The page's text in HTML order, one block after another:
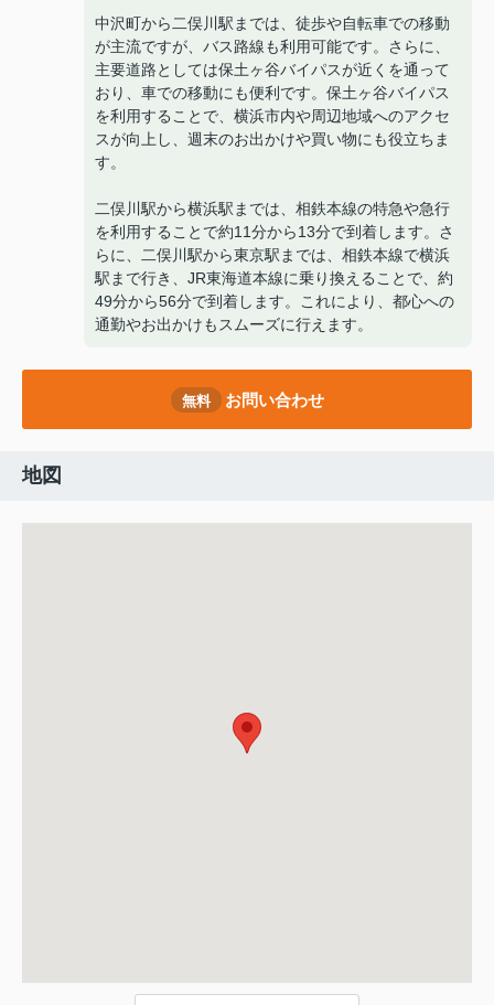
中沢町から二俣川駅までは、徒歩や自転車での移動
が主流ですが、バス路線も利用可能です。さらに、
主要道路としては保土ヶ谷バイパスが近くを通って
おり、車での移動にも便利です。保土ヶ谷バイパス
を利用することで、横浜市内や周辺地域へのアクセ
スが向上し、週末のお出かけや買い物にも役立ちま
す。
二俣川駅から横浜駅までは、相鉄本線の特急や急行
を利用することで約11分から13分で到着します。さ
らに、二俣川駅から東京駅までは、相鉄本線で横浜
駅まで行き、JR東海道本線に乗り換えることで、約
49分から56分で到着します。これにより、都心への
通勤やお出かけもスムーズに行えます。
無料 お問い合わせ
地図